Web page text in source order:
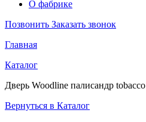
О фабрике
Позвонить Заказать звонок
Главная
Каталог
Дверь Woodline палисандр tobacco
Вернуться в Каталог